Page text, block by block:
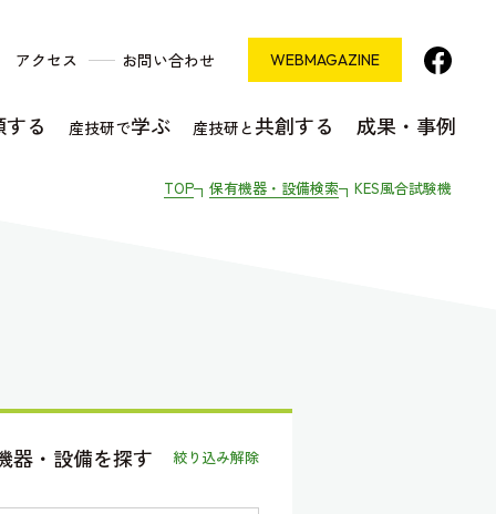
アクセス お問い合わせ WEBMAGAZINE
る 産技研で学ぶ 産技研と 共創する 成果・事例
TOP 保有機器・設備検索 KES風合試験機
器・設備を探す 絞り込み解除